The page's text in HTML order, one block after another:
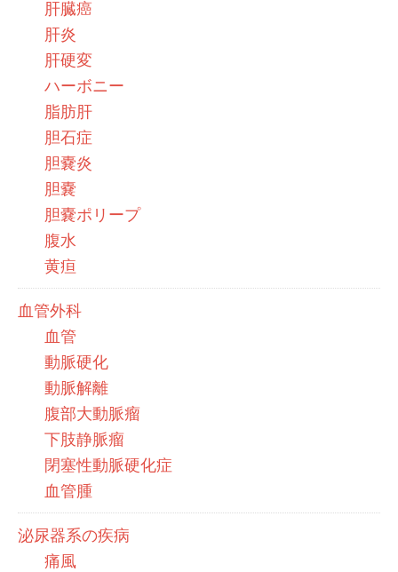
肝臓癌
肝炎
肝硬変
ハーボニー
脂肪肝
胆石症
胆嚢炎
胆嚢
胆嚢ポリープ
腹水
黄疸
血管外科
血管
動脈硬化
動脈解離
腹部大動脈瘤
下肢静脈瘤
閉塞性動脈硬化症
血管腫
泌尿器系の疾病
痛風